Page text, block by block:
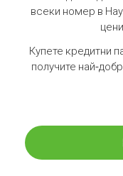
всеки номер в
Купете кредитни
получите най-